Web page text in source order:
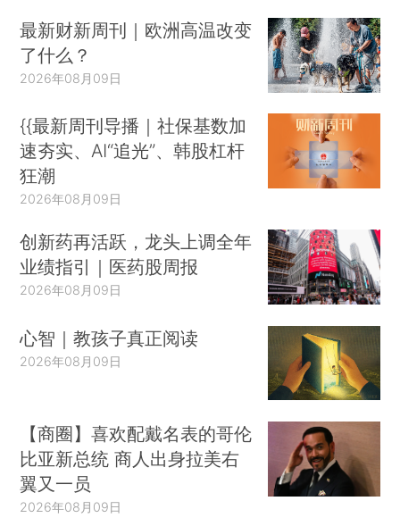
最新财新周刊｜欧洲高温改变
了什么？
2026年08月09日
{{最新周刊导播｜社保基数加
速夯实、AI“追光”、韩股杠杆
狂潮
2026年08月09日
创新药再活跃，龙头上调全年
业绩指引｜医药股周报
2026年08月09日
心智｜教孩子真正阅读
2026年08月09日
【商圈】喜欢配戴名表的哥伦
比亚新总统 商人出身拉美右
翼又一员
2026年08月09日